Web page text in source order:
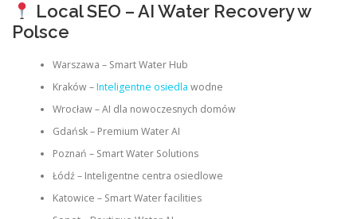
Local SEO – AI Water Recovery w
Polsce
Warszawa – Smart Water Hub
Kraków –Inteligentne osiedla wodne
Wrocław – AI dla nowoczesnych domów
Gdańsk – Premium Water AI
Poznań – Smart Water Solutions
Łódź – Inteligentne centra osiedlowe
Katowice – Smart Water facilities